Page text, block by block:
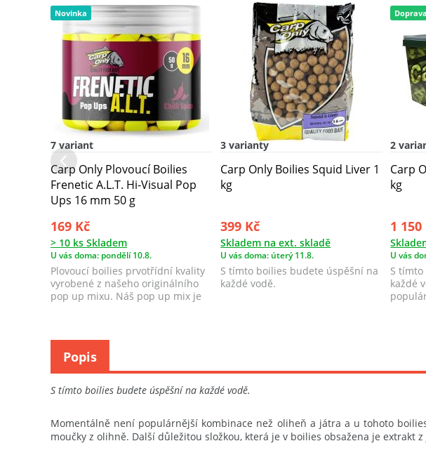
Novinka
7 variant
Carp Only Plovoucí Boilies
Frenetic A.L.T. Hi-Visual Pop
Ups 16 mm 50 g
169 Kč
> 10 ks Skladem
U vás doma: pondělí 10.8.
Plovoucí boilies prvotřídní kvality
vyrobené z našeho originálního
pop up mixu. Náš pop up mix je
3 varianty
Carp Only Boilies Squid Liver 1
kg
399 Kč
Skladem na ext. skladě
U vás doma: úterý 11.8.
S tímto boilies budete úspěšní na
každé vodě.
2
Carp
kg
1 150
U vás
S
každé
S tímto boilies budete úspěšní na každé vodě.
Momentálně není populárnější kombinace než oliheň a játra a u tohoto
moučky z olihně. Další důležitou složkou, která je v boilies obsažena je
Popis